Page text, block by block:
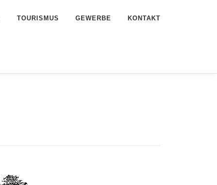
TOURISMUS GEWERBE KONTAKT